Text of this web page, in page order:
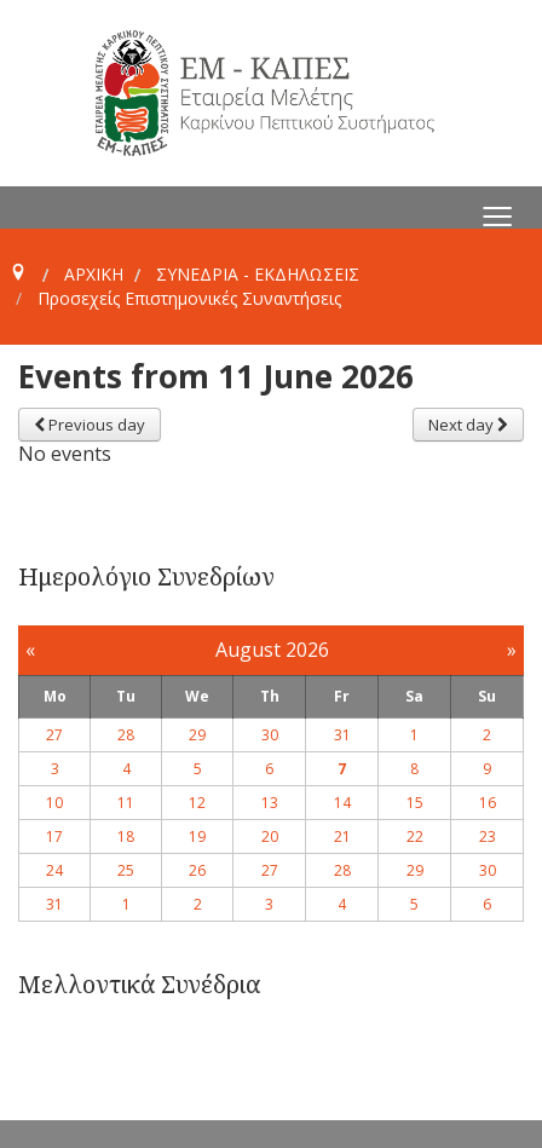
≡
ΑΡΧΙΚΗ
ΣΥΝΕΔΡΙΑ - ΕΚΔΗΛΩΣΕΙΣ
Προσεχείς Επιστημονικές Συναντήσεις
Events from 11 June 2026
Previous day Next day
No events
Ημερολόγιο Συνεδρίων
« August 2026 »
Mo Tu We Th Fr Sa
Su
27
28 29 30 31 1
2
3
4 5 6 7 8
9
10
11 12 13 14 15
16
17
18 19 20 21 22
23
24
25 26 27 28 29
30
31
1 2 3 4 5 6
Μελλοντικά Συνέδρια